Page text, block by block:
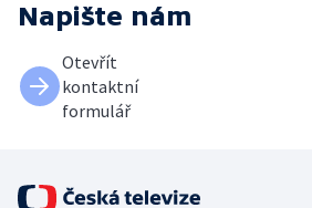
Napište nám
Otevřít
kontaktní
formulář